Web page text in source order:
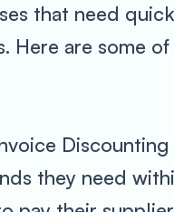
that need
Here are some
they need